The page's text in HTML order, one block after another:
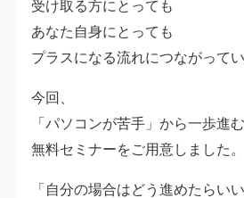
受け取る方にとっても
あなた自身にとっても
プラスになる流れにつながって
今回、
「パソコンが苦手」から一歩進
無料セミナーをご用意しました。
「自分の場合はどう進めたらい